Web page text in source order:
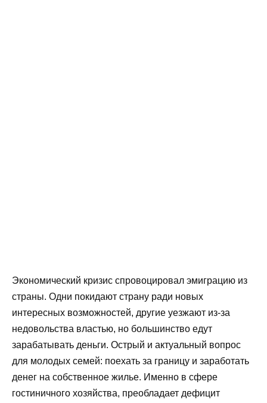
Экономический кризис спровоцировал эмиграцию из
страны. Одни покидают страну ради новых
интересных возможностей, другие уезжают из-за
недовольства властью, но большинство едут
зарабатывать деньги. Острый и актуальный вопрос
для молодых семей: поехать за границу и заработать
денег на собственное жилье. Именно в сфере
гостиничного хозяйства, преобладает дефицит